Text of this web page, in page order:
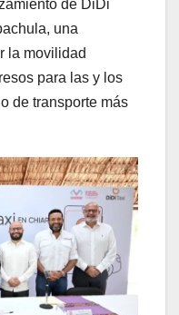
de DiDi
una
la movilidad
para las y los
de transporte más